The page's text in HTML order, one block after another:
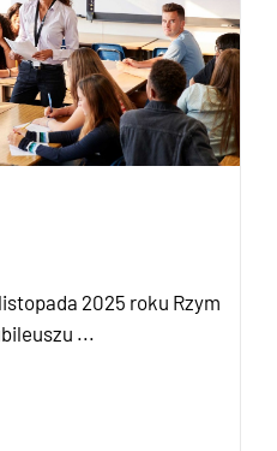
2025 roku Rzym
...